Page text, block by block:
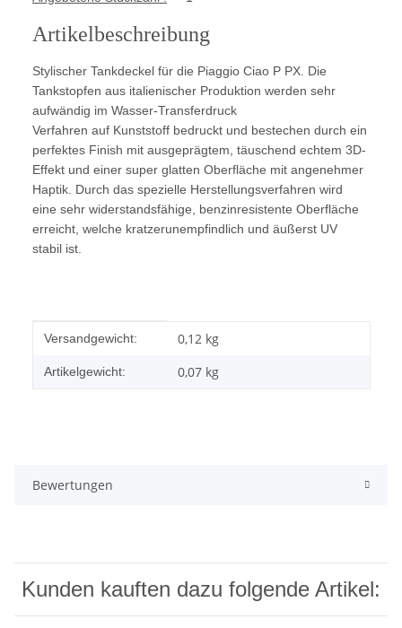
Artikelbeschreibung
Stylischer Tankdeckel für die Piaggio Ciao P PX. Die
Tankstopfen aus italienischer Produktion werden sehr
aufwändig im Wasser-Transferdruck
Verfahren auf Kunststoff bedruckt und bestechen durch ein
perfektes Finish mit ausgeprägtem, täuschend echtem 3D-
Effekt und einer super glatten Oberfläche mit angenehmer
Haptik. Durch das spezielle Herstellungsverfahren wird
eine sehr widerstandsfähige, benzinresistente Oberfläche
erreicht, welche kratzerunempfindlich und äußerst UV
stabil ist.
Produkteigenschaft
Wert
Versandgewicht: 0,12 kg
Artikelgewicht: 0,07 kg
Bewertungen
Kunden kauften dazu folgende Artikel: